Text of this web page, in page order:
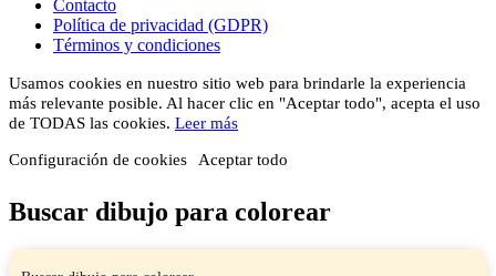
Contacto
Política de privacidad (GDPR)
Términos y condiciones
Usamos cookies en nuestro sitio web para brindarle la experiencia
más relevante posible. Al hacer clic en "Aceptar todo", acepta el uso
de TODAS las cookies. Leer más
Configuración de cookies Aceptar todo
Buscar dibujo para colorear